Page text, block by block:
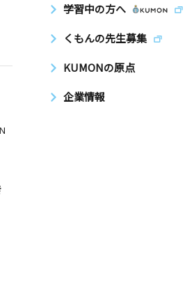
学習中の方へ
くもんの先生募集
KUMONの原点
企業情報